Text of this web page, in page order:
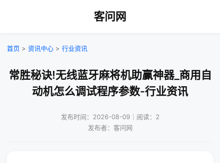
客问网
首页 > 资讯中心 > 行业资讯
常胜秘诀!无线蓝牙麻将机助赢神器_商用自
动机怎么调试程序参数-行业资讯
发布时间：2026-08-09｜阅读：2
发布者：客问网